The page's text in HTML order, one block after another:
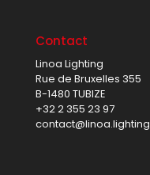
Contact
Linoa Lighting
Rue de Bruxelles 355
B-1480 TUBIZE
+32 2 355 23 97
contact@linoa.lighting